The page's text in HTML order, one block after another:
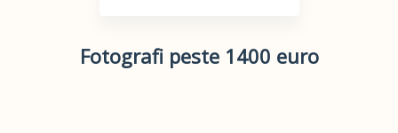
Fotografi peste 1400 euro